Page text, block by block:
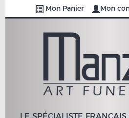
Mon Panier Mon